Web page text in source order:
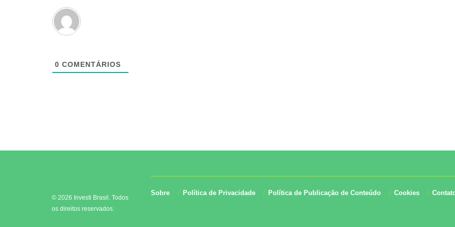
0 COMENTÁRIOS
© 2026 Investi Brasil. Todos
os direitos reservados.
Sobre Política de Privacidade Política de Publicação de Conteúdo Cookies